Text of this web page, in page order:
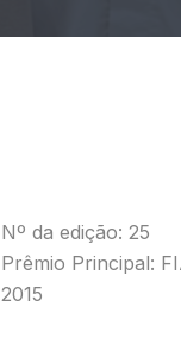
Nº da edição: 25
Prêmio Principal:
2015